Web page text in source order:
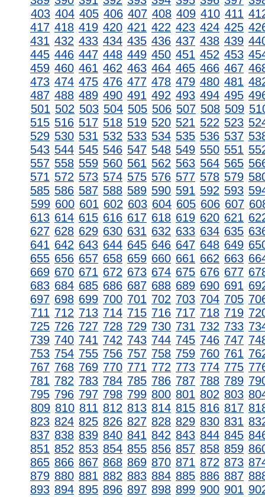
403 404 405 406 407 408 409 410 411
417 418 419 420 421 422 423 424 425
431 432 433 434 435 436 437 438 439
445 446 447 448 449 450 451 452 453
459 460 461 462 463 464 465 466 467
473 474 475 476 477 478 479 480 481
487 488 489 490 491 492 493 494 495
501 502 503 504 505 506 507 508 509
515 516 517 518 519 520 521 522 523
529 530 531 532 533 534 535 536 537
543 544 545 546 547 548 549 550 551
557 558 559 560 561 562 563 564 565
571 572 573 574 575 576 577 578 579
585 586 587 588 589 590 591 592 593
599 600 601 602 603 604 605 606 607
613 614 615 616 617 618 619 620 621
627 628 629 630 631 632 633 634 635
641 642 643 644 645 646 647 648 649
655 656 657 658 659 660 661 662 663
669 670 671 672 673 674 675 676 677
683 684 685 686 687 688 689 690 691
697 698 699 700 701 702 703 704 705
711 712 713 714 715 716 717 718 719
725 726 727 728 729 730 731 732 733
739 740 741 742 743 744 745 746 747
753 754 755 756 757 758 759 760 761
767 768 769 770 771 772 773 774 775
781 782 783 784 785 786 787 788 789
795 796 797 798 799 800 801 802 803
809 810 811 812 813 814 815 816 817
823 824 825 826 827 828 829 830 831
837 838 839 840 841 842 843 844 845
851 852 853 854 855 856 857 858 859
865 866 867 868 869 870 871 872 873
879 880 881 882 883 884 885 886 887
893 894 895 896 897 898 899 900 901